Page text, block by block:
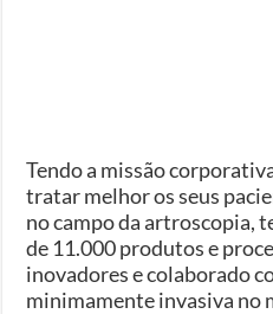
Tendo a missão
tratar melhor os seus
no campo da artroscopia,
de 11.000 produtos e
inovadores e colaborado
minimamente invasiva no